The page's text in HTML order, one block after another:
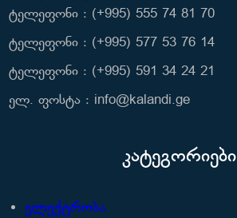
ტელეფონი : (+995) 555 74 81 70
ტელეფონი : (+995) 577 53 76 14
ტელეფონი : (+995) 591 34 24 21
ელ. ფოსტა : info@kalandi.ge
კატეგორიები
ელექტრობა